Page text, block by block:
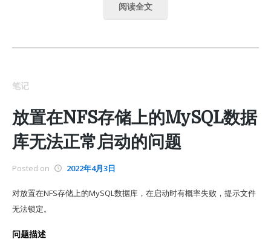
阅读全文
笔记
放置在NFS存储上的MySQL数据
库无法正常启动的问题
Posted on 2022年4月3日
对放置在NFS存储上的MySQL数据库，在启动时有概率失败，提示文件
无法锁定。
问题描述